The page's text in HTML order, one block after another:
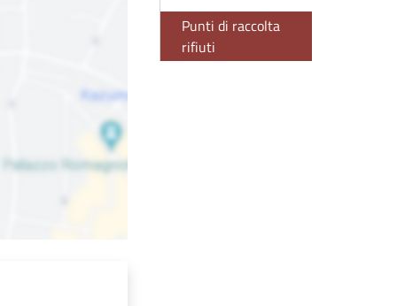
Punti di raccolta
rifiuti